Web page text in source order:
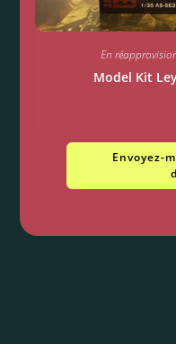
En
Model Kit
Envoyez-